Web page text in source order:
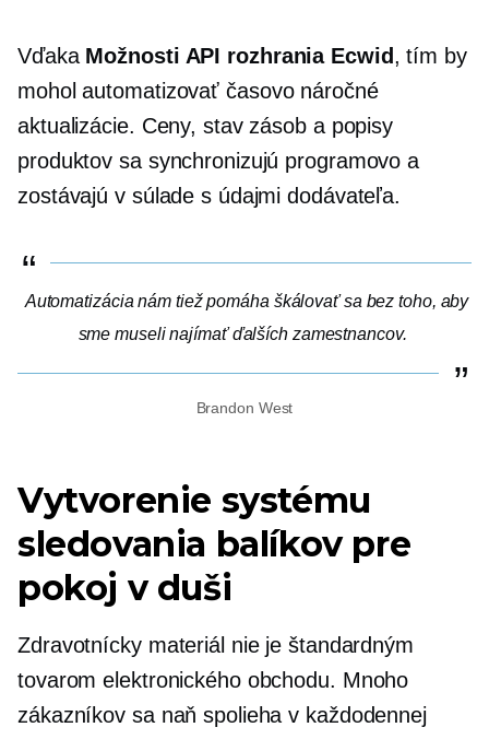
Vďaka Možnosti API rozhrania Ecwid, tím by
mohol automatizovať časovo náročné
aktualizácie. Ceny, stav zásob a popisy
produktov sa synchronizujú programovo a
zostávajú v súlade s údajmi dodávateľa.
Automatizácia nám tiež pomáha škálovať sa bez toho, aby
sme museli najímať ďalších zamestnancov.
Brandon West
Vytvorenie systému
sledovania balíkov pre
pokoj v duši
Zdravotnícky materiál nie je štandardným
tovarom elektronického obchodu. Mnoho
zákazníkov sa naň spolieha v každodennej